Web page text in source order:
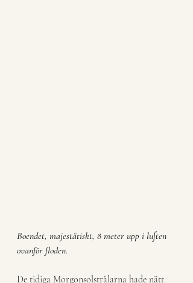
Boendet, majestätiskt, 8 meter upp i luften
ovanför floden.
De tidiga Morgonsolstrålarna hade nätt